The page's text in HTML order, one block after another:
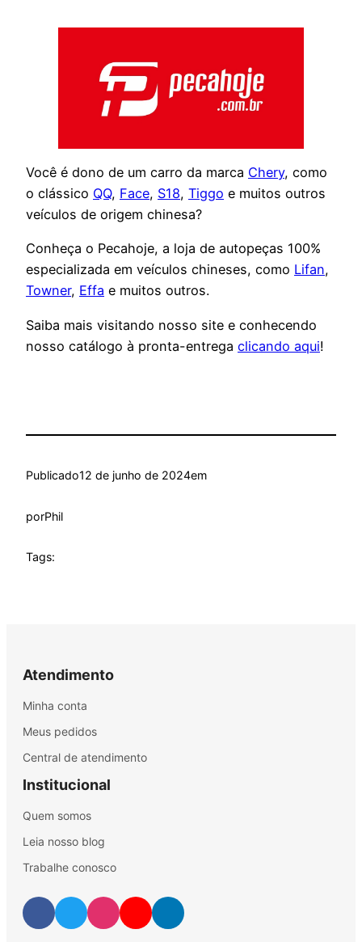
Você é dono de um carro da marca Chery, como
o clássico QQ, Face, S18, Tiggo e muitos outros
veículos de origem chinesa?
Conheça o Pecahoje, a loja de autopeças 100%
especializada em veículos chineses, como Lifan,
Towner, Effa e muitos outros.
Saiba mais visitando nosso site e conhecendo
nosso catálogo à pronta-entrega clicando aqui!
Publicado12 de junho de 2024em
porPhil
Tags:
Atendimento
Minha conta
Meus pedidos
Central de atendimento
Institucional
Quem somos
Leia nosso blog
Trabalhe conosco